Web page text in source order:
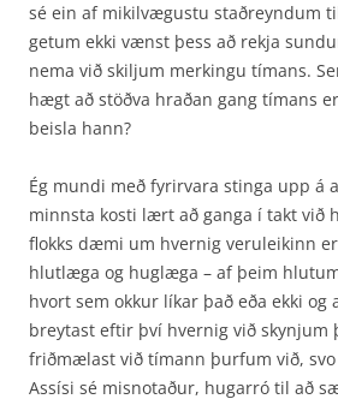
sé ein af mikilvægustu staðreyndum
getum ekki vænst þess að rekja
nema við skiljum merkingu tímans.
hægt að stöðva hraðan gang tímans
beisla hann?
Ég mundi með fyrirvara stinga upp á
minnsta kosti lært að ganga í takt við
flokks dæmi um hvernig veruleikinn
hlutlæga og huglæga – af þeim
hvort sem okkur líkar það eða ekki
breytast eftir því hvernig við skynjum
friðmælast við tímann þurfum við,
Assísi sé misnotaður, hugarró til að